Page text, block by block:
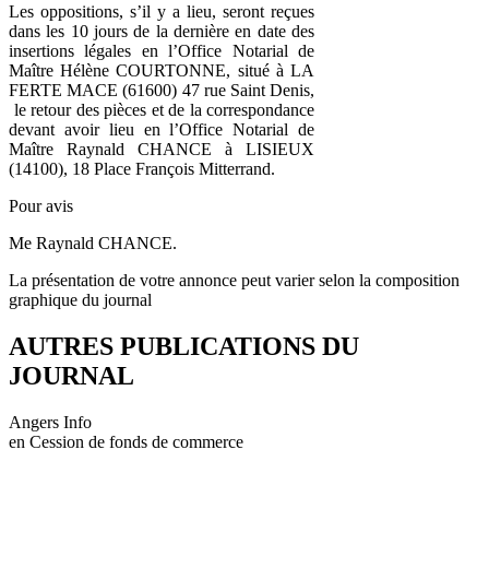
Les oppositions, s’il y a lieu, seront reçues
dans les 10 jours de la dernière en date des
insertions légales en l’Office Notarial de
Maître Hélène COURTONNE, situé à LA
FERTE MACE (61600) 47 rue Saint Denis,
le retour des pièces et de la correspondance
devant avoir lieu en l’Office Notarial de
Maître Raynald CHANCE à LISIEUX
(14100), 18 Place François Mitterrand.
Pour avis
Me Raynald CHANCE.
La présentation de votre annonce peut varier selon la composition
graphique du journal
AUTRES PUBLICATIONS DU
JOURNAL
Angers Info
en Cession de fonds de commerce